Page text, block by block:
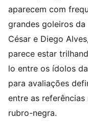
aparecem com
grandes goleiros
César e Diego
parece estar
lo entre os ídolos
para avaliações
entre as
rubro-negra.